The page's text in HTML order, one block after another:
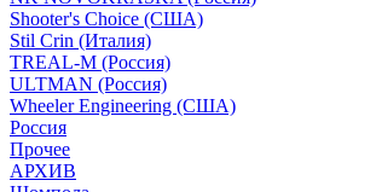
Shooter's Choice (СШA)
Stil Crin (Италия)
TREAL-M (Россия)
ULTMAN (Россия)
Wheeler Engineering (СШA)
Россия
Прочее
АРХИВ